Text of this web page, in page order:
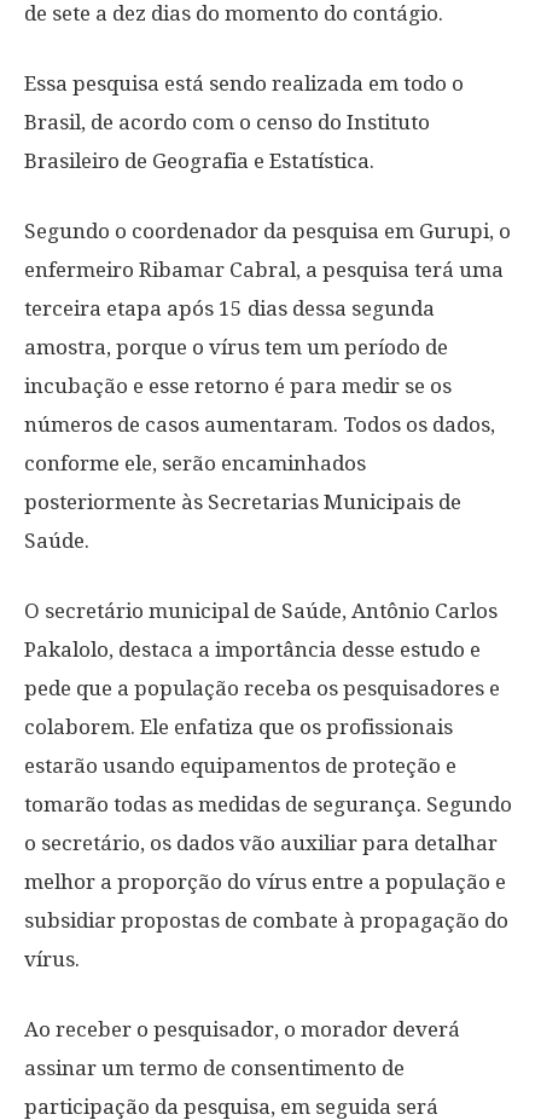
de sete a dez dias do momento do contágio.
Essa pesquisa está sendo realizada em todo o
Brasil, de acordo com o censo do Instituto
Brasileiro de Geografia e Estatística.
Segundo o coordenador da pesquisa em Gurupi, o
enfermeiro Ribamar Cabral, a pesquisa terá uma
terceira etapa após 15 dias dessa segunda
amostra, porque o vírus tem um período de
incubação e esse retorno é para medir se os
números de casos aumentaram. Todos os dados,
conforme ele, serão encaminhados
posteriormente às Secretarias Municipais de
Saúde.
O secretário municipal de Saúde, Antônio Carlos
Pakalolo, destaca a importância desse estudo e
pede que a população receba os pesquisadores e
colaborem. Ele enfatiza que os profissionais
estarão usando equipamentos de proteção e
tomarão todas as medidas de segurança. Segundo
o secretário, os dados vão auxiliar para detalhar
melhor a proporção do vírus entre a população e
subsidiar propostas de combate à propagação do
vírus.
Ao receber o pesquisador, o morador deverá
assinar um termo de consentimento de
participação da pesquisa, em seguida será